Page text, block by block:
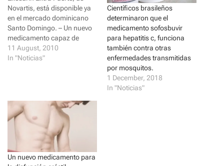
i
t
t
e
r
(
O
p
e
n
w
n
c
e
b
o
o
k
(
O
e
w
d
o
)
Novartis, está disponible ya
en el mercado dominicano
Santo Domingo. – Un nuevo
medicamento capaz de
proporcionar alivio efectivo
del dolor de cabeza en tan
trata de Excedrin Extra
Fuerte, una combinación
11 August, 2010
In "Noticias"
Científicos brasileños
determinaron que el
medicamento sofosbuvir
para hepatitis c, funciona
también contra otras
enfermedades transmitidas
por mosquitos.
1 December, 2018
In "Noticias"
Un nuevo medicamento para